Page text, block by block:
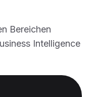
Bereichen
Intelligence